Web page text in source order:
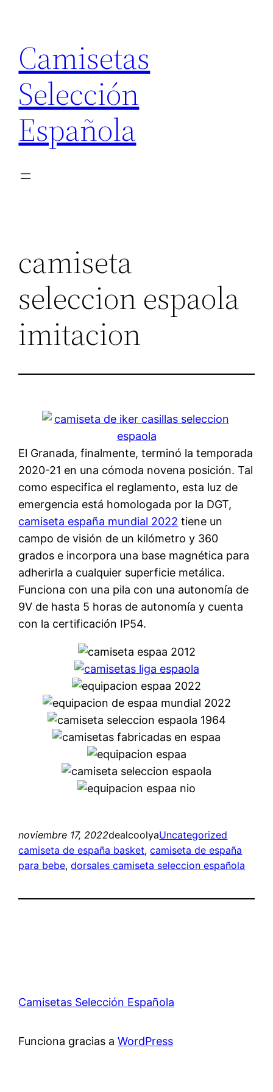
contenido
Camisetas
Selección
Española
camiseta
seleccion espaola
imitacion
El Granada, finalmente, terminó la temporada
2020-21 en una cómoda novena posición. Tal
como especifica el reglamento, esta luz de
emergencia está homologada por la DGT,
camiseta españa mundial 2022 tiene un
campo de visión de un kilómetro y 360
grados e incorpora una base magnética para
adherirla a cualquier superficie metálica.
Funciona con una pila con una autonomía de
9V de hasta 5 horas de autonomía y cuenta
con la certificación IP54.
noviembre 17, 2022dealcoolyaUncategorized
camiseta de españa basket, camiseta de españa
para bebe, dorsales camiseta seleccion española
Camisetas Selección Española
Funciona gracias aWordPress